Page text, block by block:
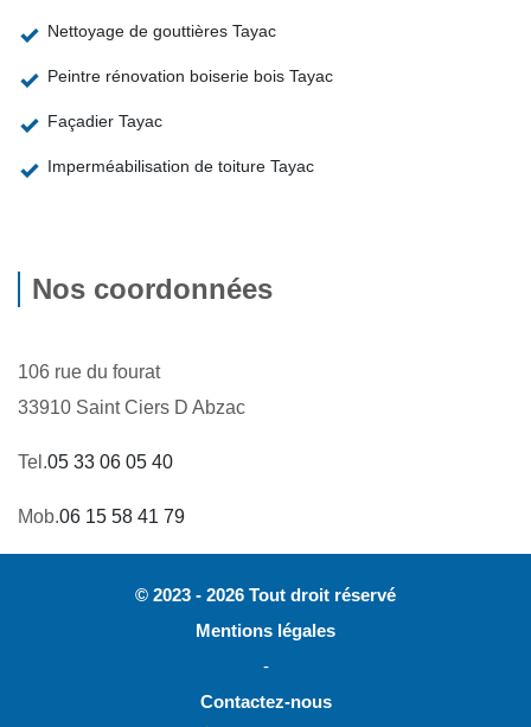
Nettoyage de gouttières Tayac
Peintre rénovation boiserie bois Tayac
Façadier Tayac
Imperméabilisation de toiture Tayac
Nos coordonnées
106 rue du fourat
33910 Saint Ciers D Abzac
Tel.05 33 06 05 40
Mob.06 15 58 41 79
© 2023 - 2026 Tout droit réservé
Mentions légales
-
Contactez-nous